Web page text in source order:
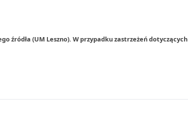
źródła (UM Leszno). W przypadku zastrzeżeń dotyczących